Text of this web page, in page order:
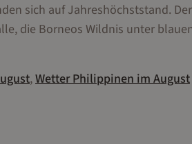
sich auf Jahreshöchststand.
die Borneos Wildnis unter
,WetterPhilippinenimAugust